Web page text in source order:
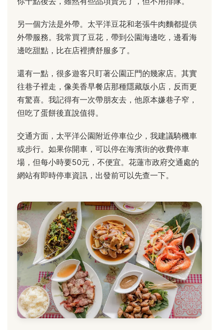
另一個方法是外帶。太平洋豆花和老張牛肉麵都提供
外帶服務。我常買了豆花，帶到公園海邊吃，邊看海
邊吃甜點，比在店裡擠舒服多了。
還有一點，很多遊客只盯著公園正門的幾家店。其實
往巷子裡走，像美香早餐店那種隱藏版小店，反而更
有驚喜。我記得有一次帶朋友去，他原本嫌巷子窄，
但吃了蛋餅後直說值得。
交通方面，太平洋公園附近停車位少，我建議騎機車
或步行。如果你開車，可以停在海濱街的收費停車
場，但每小時要50元，不便宜。花蓮市政府交通處的
網站有即時停車資訊，出發前可以先查一下。